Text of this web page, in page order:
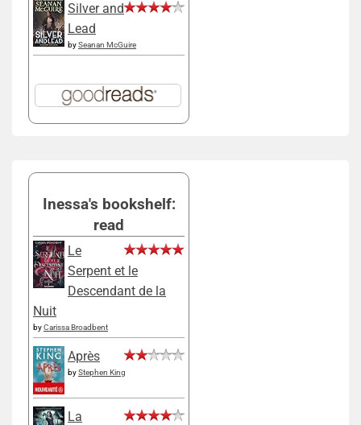
Silver and
Lead
bySeanan McGuire
Inessa's bookshelf:
read
Le
Serpent et le
Descendant de la
Nuit
byCarissa Broadbent
Après
byStephen King
La